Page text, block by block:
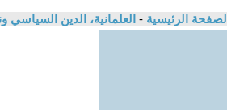
الصفحة الرئيسية - العلمانية، الدين السياسي